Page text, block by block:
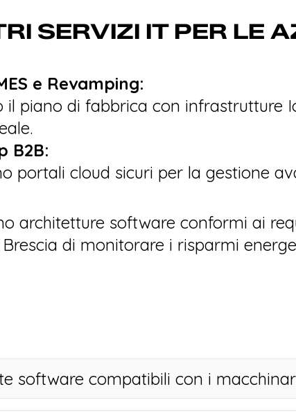
SERVIZI IT PER LE
e Revamping:
il piano di fabbrica con infrastrutture
B2B:
portali cloud sicuri per la gestione
architetture software conformi ai
di monitorare i risparmi
software compatibili con i